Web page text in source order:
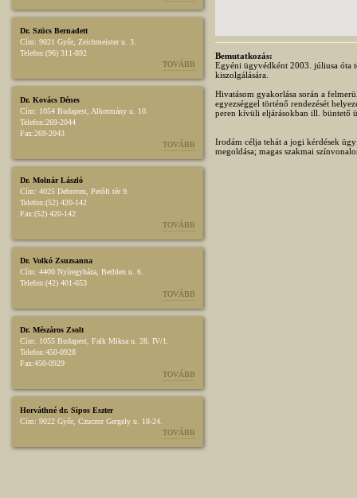
Dr. Szücs Bernadett
Cím: 9021 Győr, Zeichmeister u. 3.
Telefon:(96) 311-892
TOVÁBB
Dr. Kovács Dénes
Cím: 1054 Budapest, Alkotmány u. 10.
Telefon:269-2044
Fax:269-2043
TOVÁBB
Dr. Molnár László
Cím: 4025 Debrecen, Petőfi tér 9.
Telefon:(52) 420-142
Fax:(52) 420-142
TOVÁBB
Dr. Volkó Zsuzsanna
Cím: 4400 Nyíregyháza, Bethlen u. 6.
Telefon:(42) 401-653
TOVÁBB
Dr. Mészáros Zsolt
Cím: 1055 Budapest, Falk Miksa u. 28. IV/1.
Telefon:450-0928
Fax:450-0929
TOVÁBB
Horváthné dr. Sipos Eszter
Cím: 9022 Győr, Czuczor Gergely u. 18-24.
TOVÁBB
Bemutatkozás:
Egyéni ügyvédként 2003. júliusa óta
kiszolgálására.
Hivatásom gyakorlása során a
egyezséggel történő rendezését
peren kívüli eljárásokban ill. büntető
Irodám célja tehát a jogi kérdések
megoldása; magas szakmai